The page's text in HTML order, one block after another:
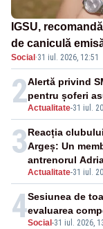
IGSU,
de caniculă
Social ·31 iul. 2026, 12:51
2Actualitate-31 iul.
Alertă privind
pentru șoferi
3
Actualitate-31 iul.
Reacția
Argeș: Un
antrenorul
4Social -31 iul. 2026,
Sesiunea de
evaluarea